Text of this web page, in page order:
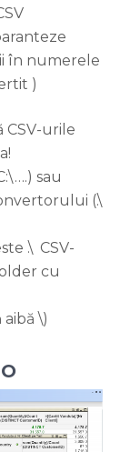
în numerele
)
CSV-urile
sau
(.\
.\ CSV-
cu
aibă \)